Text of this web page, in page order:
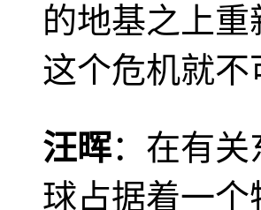
的地基之上
这个危机就
汪晖：在有
球占据着一